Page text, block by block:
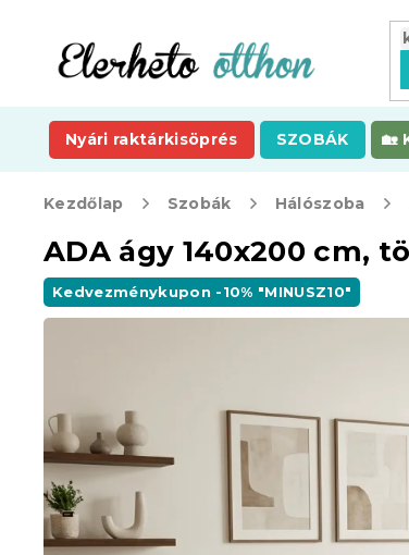
tartalomhoz
Nyári raktárkisöprés SZOBÁK
Kezdőlap Szobák Hálószoba
ADA ágy 140x200 cm,
Kedvezménykupon -10% "MINUSZ10"